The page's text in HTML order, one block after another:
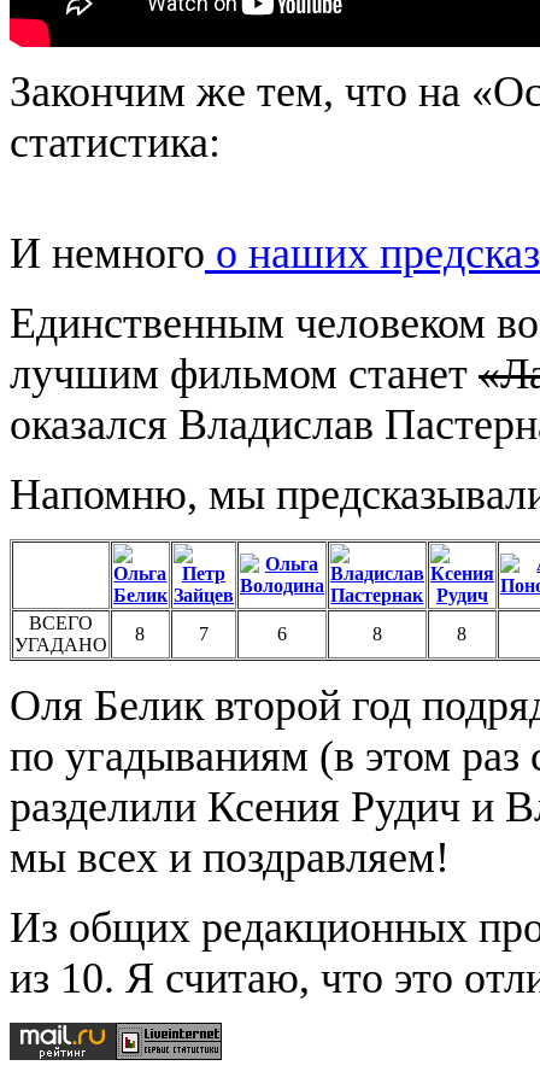
Закончим же тем, что на
статистика:
И немного о наших
Единственным человеком
лучшим фильмом станет
оказался Владислав
Напомню, мы
ВСЕГО
УГАДАНО
8 7 6 8 8
Оля Белик второй год
по угадываниям (в этом раз
разделили Ксения Рудич и
мы всех и поздравляем!
Из общих редакционных
из 10. Я считаю, что это